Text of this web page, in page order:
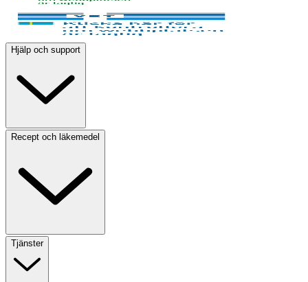
Hjälp och support
Recept och läkemedel
Tjänster